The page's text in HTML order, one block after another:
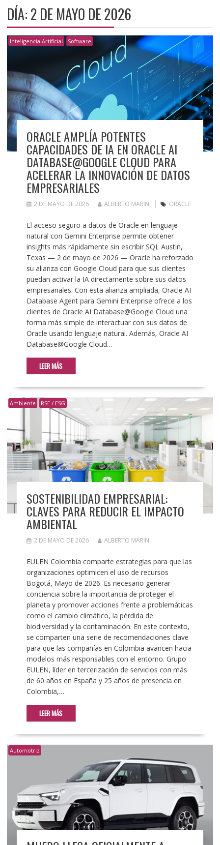
DÍA:2 DE MAYO DE 2026
Inteligencia Artificial Software
ORACLE AMPLÍA POTENTES
CAPACIDADES DE IA EN ORACLE AI
DATABASE@GOOGLE CLOUD PARA
ACELERAR LA INNOVACIÓN DE DATOS
EMPRESARIALES
2 DE MAYO DE 2026 ALBERTO MARIN ORACLE
El acceso seguro a datos de Oracle en lenguaje
natural con Gemini Enterprise permite obtener
insights más rápidamente sin escribir SQL Austin,
Texas — 2 de mayo de 2026 — Oracle ha reforzado
su alianza con Google Cloud para que sus clientes
puedan activar la IA directamente sobre sus datos
empresariales. Con esta alianza ampliada, Oracle AI
Database Agent para Gemini Enterprise ofrece a los
clientes de Oracle AI Database@Google Cloud una
forma más simple de interactuar con sus datos de
Oracle usando lenguaje natural. Además, Oracle AI
Database@Google Cloud…
LEER MÁS
Ambiente RSE / ESG
SOSTENIBILIDAD EMPRESARIAL:
CLAVES PARA REDUCIR EL IMPACTO
AMBIENTAL
2 DE MAYO DE 2026 ALBERTO MARIN
EULEN Colombia comparte estrategias para que las
organizaciones optimicen el uso de recursos
Bogotá, Mayo de 2026. Es necesario generar
conciencia sobre la importancia de proteger el
planeta y promover acciones frente a problemáticas
como el cambio climático, la pérdida de
biodiversidad y la contaminación. En este contexto,
se comparten una serie de recomendaciones clave
para que las compañías en Colombia avancen hacia
modelos más responsables con el entorno. Grupo
EULEN, líder en tercerización de servicios con más
de 60 años en España y 25 años de presencia en
Colombia,…
LEER MÁS
Automotriz